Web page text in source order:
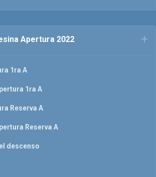
Apertura 2022
1ra A
1ra A
Reserva A
Reserva A
descenso